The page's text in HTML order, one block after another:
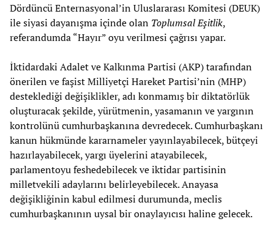
Dördüncü Enternasyonal’in Uluslararası Komitesi (DEUK)
ile siyasi dayanışma içinde olan Toplumsal Eşitlik,
referandumda “Hayır” oyu verilmesi çağrısı yapar.
İktidardaki Adalet ve Kalkınma Partisi (AKP) tarafından
önerilen ve faşist Milliyetçi Hareket Partisi’nin (MHP)
desteklediği değişiklikler, adı konmamış bir diktatörlük
oluşturacak şekilde, yürütmenin, yasamanın ve yargının
kontrolünü cumhurbaşkanına devredecek. Cumhurbaşkanı
kanun hükmünde kararnameler yayınlayabilecek, bütçeyi
hazırlayabilecek, yargı üyelerini atayabilecek,
parlamentoyu feshedebilecek ve iktidar partisinin
milletvekili adaylarını belirleyebilecek. Anayasa
değişikliğinin kabul edilmesi durumunda, meclis
cumhurbaşkanının uysal bir onaylayıcısı haline gelecek.